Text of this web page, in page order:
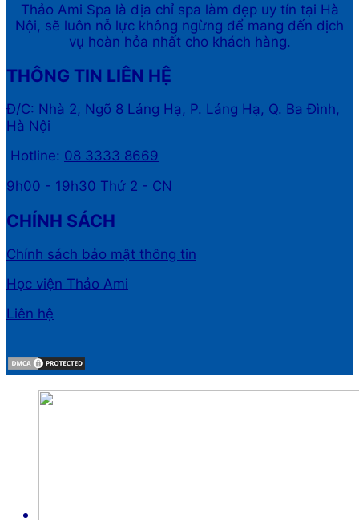
Thảo Ami Spa là địa chỉ spa làm đẹp uy tín tại Hà
Nội, sẽ luôn nỗ lực không ngừng để mang đến dịch
vụ hoàn hỏa nhất cho khách hàng.
THÔNG TIN LIÊN HỆ
Đ/C: Nhà 2, Ngõ 8 Láng Hạ, P. Láng Hạ, Q. Ba Đình,
Hà Nội
Hotline: 08 3333 8669
9h00 - 19h30 Thứ 2 - CN
CHÍNH SÁCH
Chính sách bảo mật thông tin
Học viện Thảo Ami
Liên hệ